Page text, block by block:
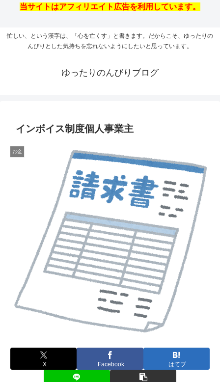
当サイトはアフィリエイト広告を利用しています。
忙しい、という漢字は、「心を亡くす」と書きます。だからこそ、ゆったりの
んびりとした気持ちを忘れないようにしたいと思っています。
ゆったりのんびりブログ
インボイス制度個人事業主
お金
X Facebook はてブ